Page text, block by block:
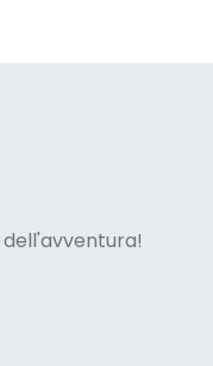
dell'avventura!